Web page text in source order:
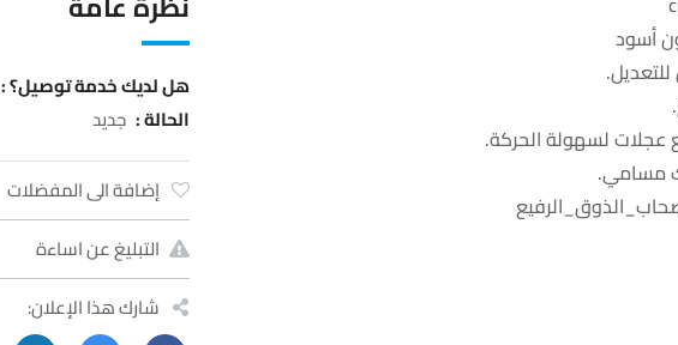
أسود
عجلات لسهولة الحركة.
مسامي.
هل لديك خدمة توصيل؟ :
الحالة : جديد
إضافة الى المفضلات
التبليغ عن اساءة
شارك هذا الإعلان: